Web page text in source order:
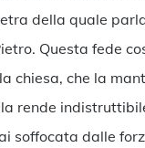
della quale
Questa fede
chiesa, che la
rende
soffocata dalle